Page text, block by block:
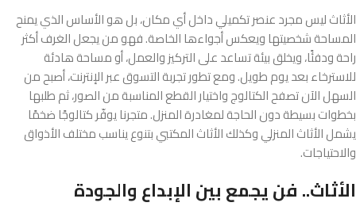
الأثاث ليس مجرد عنصر تكميلي داخل أي مكان، بل هو الأساس الذي يمنح
المساحة شخصيتها ويعكس أجواءها الخاصة. فهو من يجعل الغرف أكثر
راحة ودفئًا، ويخلق بيئة تساعد على التركيز والعمل، أو مساحة هادئة
للاسترخاء بعد يوم طويل. ومع تطور تجربة التسوق عبر الإنترنت، أصبح من
السهل الآن تصفح الكتالوج واختيار القطع المناسبة من الصور، ثم طلبها
بخطوات بسيطة دون الحاجة لمغادرة المنزل. متجرنا يوفّر كتالوجًا ضخمًا
يشمل الأثاث المنزلي وكذلك الأثاث المكتبي بتنوع يناسب مختلف الأذواق
والاحتياجات.
الأثاث.. فن يجمع بين الإبداع والجودة